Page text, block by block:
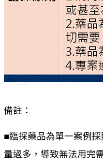
備註：
■臨採藥品為單一案例
量過多，導致無法用完